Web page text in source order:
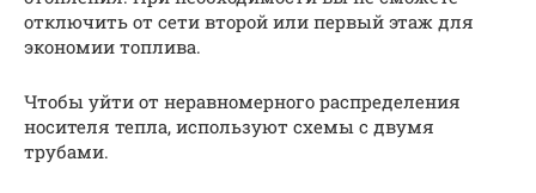
отключить от сети второй или первый этаж для
экономии топлива.
Чтобы уйти от неравномерного распределения
носителя тепла, используют схемы с двумя
трубами.